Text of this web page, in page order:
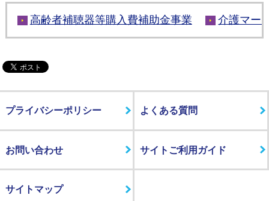
高齢者補聴器等購入費補助金事業 介護マー
プライバシーポリシー よくある質問
お問い合わせ サイトご利用ガイド
サイトマップ